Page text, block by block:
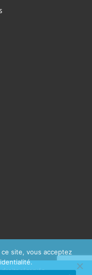
droits réservés.
site, vous acceptez